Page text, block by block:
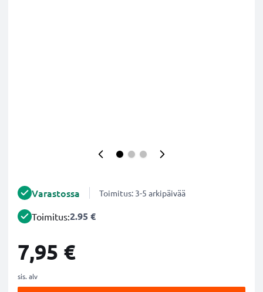
Varastossa Toimitus: 3-5 arkipäivää
Toimitus:2.95 €
7,95 €
sis. alv